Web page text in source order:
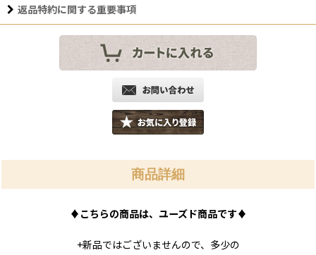
返品特約に関する重要事項
商品詳細
♦ こちらの商品は、ユーズド商品です♦
+新品ではございませんので、多少の